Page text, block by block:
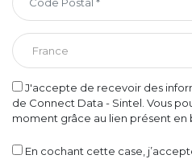
J'accepte de recevoir des
de Connect Data - Sintel. Vous
moment grâce au lien présent en
En cochant cette case,